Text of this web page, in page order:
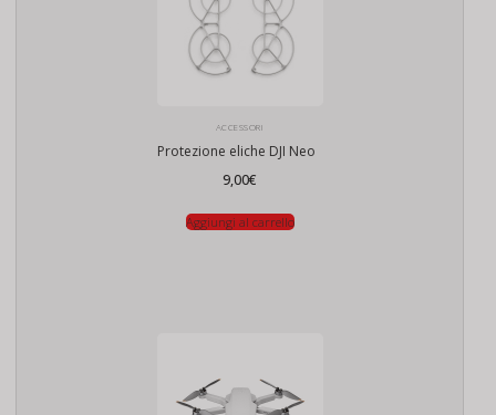
ACCESSORI
Protezione eliche DJI Neo
9,00€
Aggiungi al carrello